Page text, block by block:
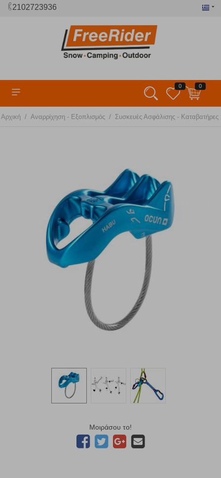
2102723936
0 0
Αρχική / Αναρρίχηση - Εξοπλισμός / Συσκευές Ασφάλισης - Καταβατήρες
Μοιράσου το!